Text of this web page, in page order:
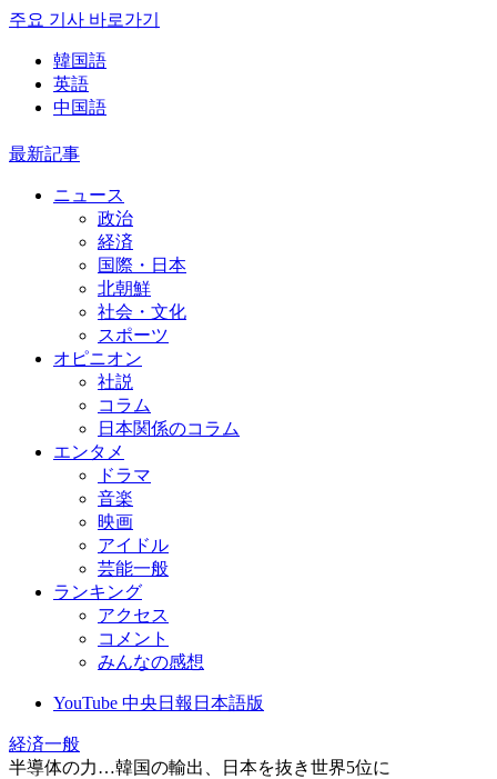
주요 기사 바로가기
韓国語
英語
中国語
最新記事
ニュース
政治
経済
国際・日本
北朝鮮
社会・文化
スポーツ
オピニオン
社説
コラム
日本関係のコラム
エンタメ
ドラマ
音楽
映画
アイドル
芸能一般
ランキング
アクセス
コメント
みんなの感想
YouTube 中央日報日本語版
経済一般
半導体の力…韓国の輸出、日本を抜き世界5位に